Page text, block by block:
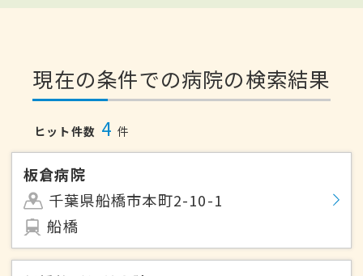
現在の条件での病院の検索結果
ヒット件数 4 件
板倉病院
千葉県船橋市本町2-10-1
船橋